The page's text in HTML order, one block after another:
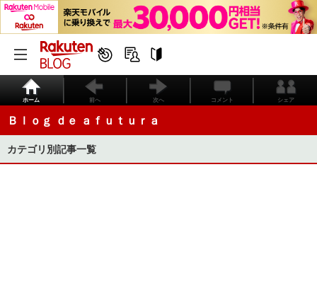
ホーム 前へ 次へ コメント シェア
Ｂｌｏｇ ｄｅ ａｆｕｔｕｒａ
カテゴリ別記事一覧